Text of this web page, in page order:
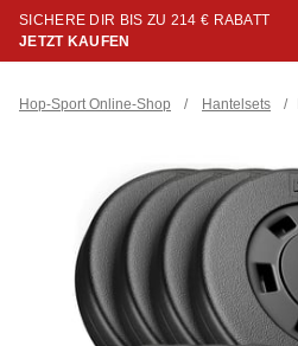
SICHERE DIR BIS ZU 214 € RABATT
JETZT KAUFEN
Hop-Sport Online-Shop / Hantelsets /